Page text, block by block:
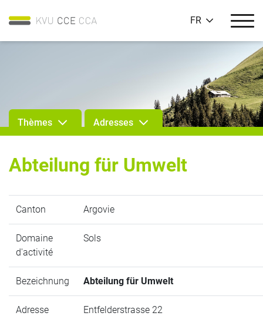
FR
Thèmes Adresses
Abteilung für Umwelt
Canton Argovie
Domaine
d'activité
Sols
Bezeichnung Abteilung für Umwelt
Adresse Entfelderstrasse 22